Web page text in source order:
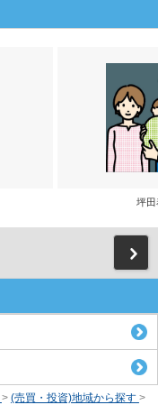
坪田
> (売買・投資)地域から探す >